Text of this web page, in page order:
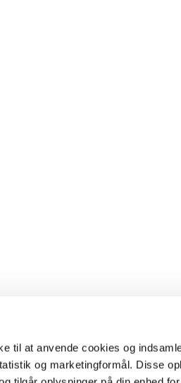
til at anvende cookies og
og marketingformål. Disse